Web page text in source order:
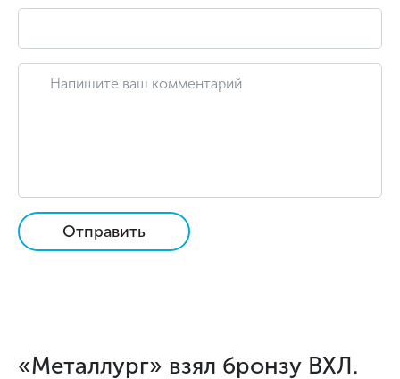
Отправить
«Металлург» взял бронзу ВХЛ.